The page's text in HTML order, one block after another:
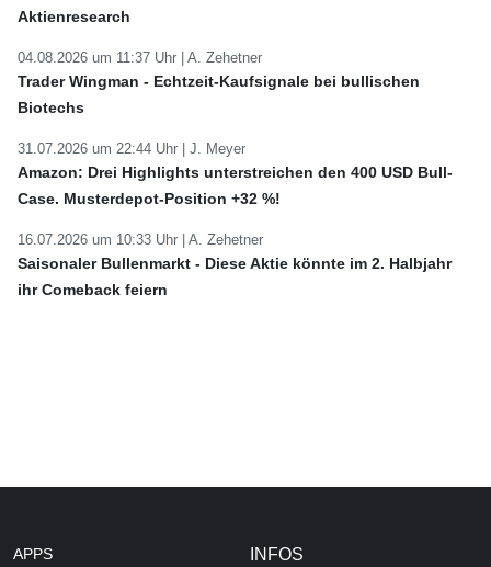
Aktienresearch
04.08.2026 um 11:37 Uhr | A. Zehetner
Trader Wingman - Echtzeit-Kaufsignale bei bullischen
Biotechs
31.07.2026 um 22:44 Uhr | J. Meyer
Amazon: Drei Highlights unterstreichen den 400 USD Bull-
Case. Musterdepot-Position +32 %!
16.07.2026 um 10:33 Uhr | A. Zehetner
Saisonaler Bullenmarkt - Diese Aktie könnte im 2. Halbjahr
ihr Comeback feiern
APPS INFOS